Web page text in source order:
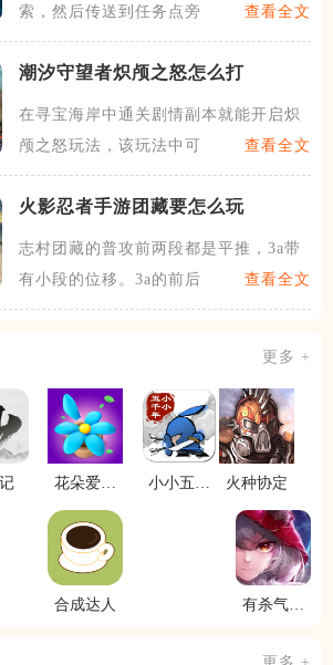
索，然后传送到任务点旁边的梦查看全文
潮汐守望者炽颅之怒怎么打
在寻宝海岸中通关剧情副本就能开启炽
颅之怒玩法，该玩法中可以自
查看全文
火影忍者手游团藏要怎么玩
志村团藏的普攻前两段都是平推，3a带
有小段的位移。3a的前后
查看全文
更多 +
花朵爱消
小小五千
火种协定
合成达人
有杀气童